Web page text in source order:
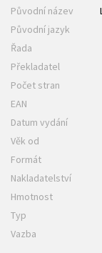
Původní název
Původní jazyk
Řada
Překladatel
Počet stran
EAN
Datum vydání
Věk od
Formát
Nakladatelství
Hmotnost
Typ
Vazba